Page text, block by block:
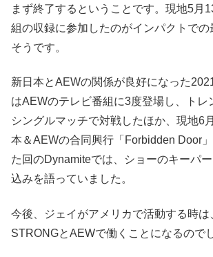
まず終了するということです。現地5月
組の収録に参加したのがインパクトでの
そうです。
新日本とAEWの関係が良好になった
はAEWのテレビ番組に3度登場し、トレ
シングルマッチで対戦したほか、現地6
本＆AEWの合同興行「Forbidden Door
た回のDynamiteでは、ショーのキーパ
込みを語っていました。
今後、ジェイがアメリカで活動する時は
STRONGとAEWで働くことになるので